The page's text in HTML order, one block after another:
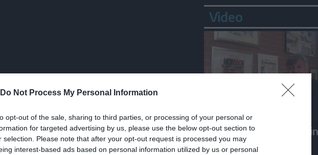
Do Not Process My Personal Information
opt-out of the sale, sharing to third parties, or processing of your personal or
for targeted advertising by us, please use the below opt-out section to
selection. Please note that after your opt-out request is processed you may
interest-based ads based on personal information utilized by us or personal
Video
Beppe Carletti:
stato un Nomade»